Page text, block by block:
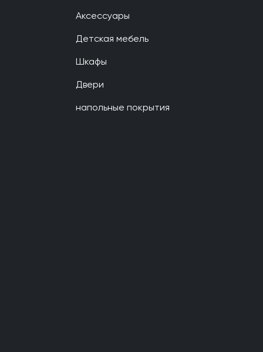
Аксессуары
Детская мебель
Шкафы
Двери
напольные покрытия